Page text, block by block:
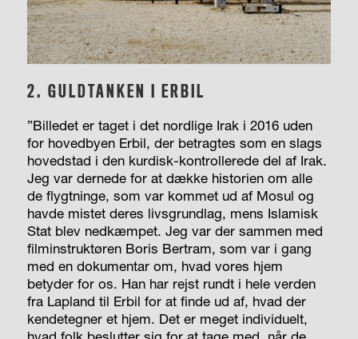
2. GULDTANKEN I ERBIL
”Billedet er taget i det nordlige Irak i 2016 uden
for hovedbyen Erbil, der betragtes som en slags
hovedstad i den kurdisk-kontrollerede del af Irak.
Jeg var dernede for at dække historien om alle
de flygtninge, som var kommet ud af Mosul og
havde mistet deres livsgrundlag, mens Islamisk
Stat blev nedkæmpet. Jeg var der sammen med
filminstruktøren Boris Bertram, som var i gang
med en dokumentar om, hvad vores hjem
betyder for os. Han har rejst rundt i hele verden
fra Lapland til Erbil for at finde ud af, hvad der
kendetegner et hjem. Det er meget individuelt,